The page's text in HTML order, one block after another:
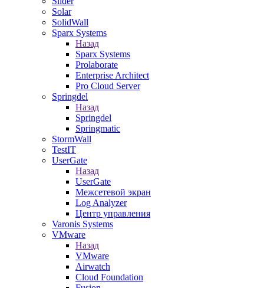
Solar
SolidWall
Sparx Systems
Назад
Sparx Systems
Prolaborate
Enterprise Architect
Pro Cloud Server
Springdel
Назад
Springdel
Springmatic
StormWall
TestIT
UserGate
Назад
UserGate
Межсетевой экран
Log Analyzer
Центр управления
Varonis Systems
VMware
Назад
VMware
Airwatch
Cloud Foundation